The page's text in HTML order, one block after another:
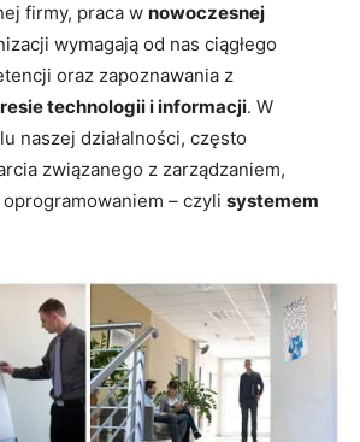
firmy, praca w nowoczesnej
wymagają od nas ciągłego
oraz zapoznawania z
technologii i informacji. W
naszej działalności, często
związanego z zarządzaniem,
– czyli systemem